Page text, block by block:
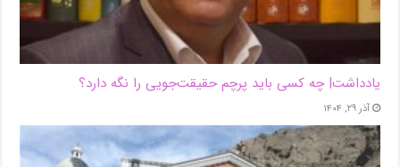
یادداشت| ‌چه کسی باید پرچم حقیقت‌جویی را نگه دارد؟
آذر ۲۹, ۱۴۰۴